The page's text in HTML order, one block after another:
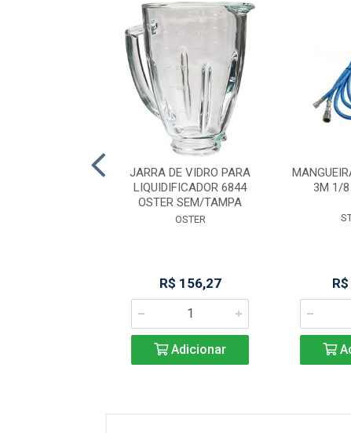
JARRA DE VIDRO PARA
LIQUIDIFICADOR 6844
OSTER SEM/TAMPA
OSTER
R$ 156,27
Adicionar
3M 1/